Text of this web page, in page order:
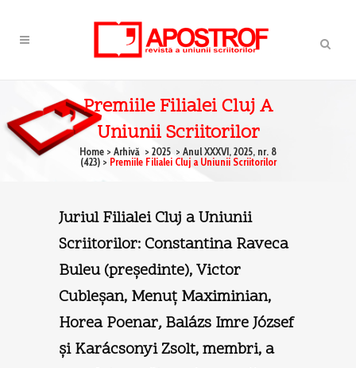
Premiile Filialei Cluj A
Uniunii Scriitorilor
Home > Arhivă > 2025 > Anul XXXVI, 2025, nr. 8
(423)> Premiile Filialei Cluj a Uniunii Scriitorilor
Juriul Filialei Cluj a Uniunii
Scriitorilor: Constantina Raveca
Buleu (preşedinte), Victor
Cubleşan, Menuţ Maximinian,
Horea Poenar,Balázs Imre József
şi Karácsonyi Zsolt, membri, a